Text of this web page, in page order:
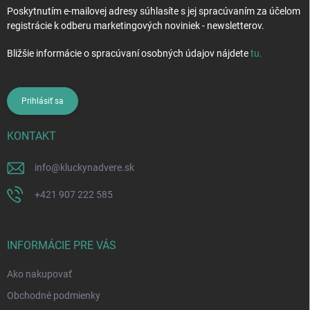
Poskytnutím e-mailovej adresy súhlasíte s jej spracúvaním za účelom
registrácie k odberu marketingových noviniek - newsletterov.
Bližšie informácie o spracúvaní osobných údajov nájdetetu.
Prihlásiť sa
KONTAKT
info@kluckynadvere.sk
+421 907 222 585
INFORMÁCIE PRE VÁS
Ako nakupovať
Obchodné podmienky